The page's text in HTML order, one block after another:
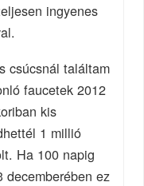
ingyenes
csúcsnál találtam
faucetek 2012
kis
1 millió
Ha 100 napig
ez